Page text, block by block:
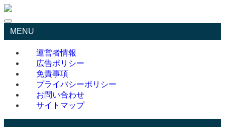
MENU
運営者情報
広告ポリシー
免責事項
プライバシーポリシー
お問い合わせ
サイトマップ